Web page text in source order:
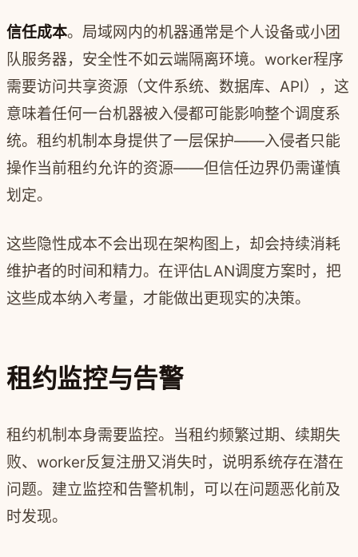
信任成本。局域网内的机器通常是个人设备或小团
队服务器，安全性不如云端隔离环境。worker程序
需要访问共享资源（文件系统、数据库、API），这
意味着任何一台机器被入侵都可能影响整个调度系
统。租约机制本身提供了一层保护——入侵者只能
操作当前租约允许的资源——但信任边界仍需谨慎
划定。
这些隐性成本不会出现在架构图上，却会持续消耗
维护者的时间和精力。在评估LAN调度方案时，把
这些成本纳入考量，才能做出更现实的决策。
租约监控与告警
租约机制本身需要监控。当租约频繁过期、续期失
败、worker反复注册又消失时，说明系统存在潜在
问题。建立监控和告警机制，可以在问题恶化前及
时发现。